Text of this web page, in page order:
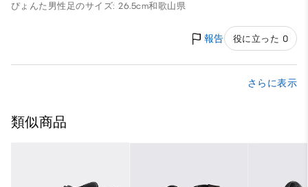
ぴょんた 男性 足のサイズ: 26.5cm和歌山県
報告 役に立った 0
さらに表示
類似商品